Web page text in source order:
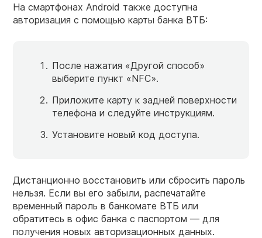
На смартфонах Android также доступна
авторизация с помощью карты банка ВТБ:
После нажатия «Другой способ»
выберите пункт «NFC».
Приложите карту к задней поверхности
телефона и следуйте инструкциям.
Установите новый код доступа.
Дистанционно восстановить или сбросить пароль
нельзя. Если вы его забыли, распечатайте
временный пароль в банкомате ВТБ или
обратитесь в офис банка с паспортом — для
получения новых авторизационных данных.